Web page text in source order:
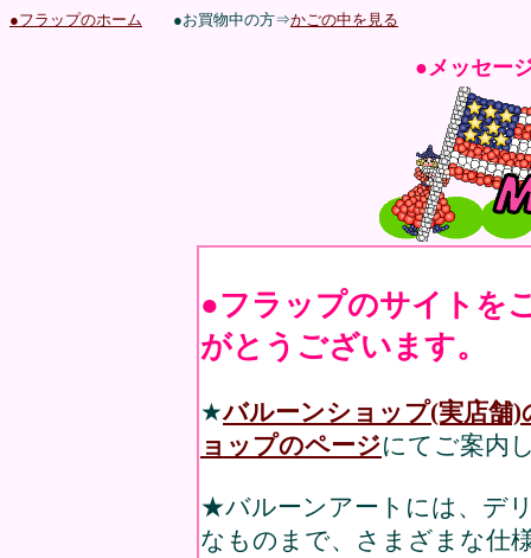
●フラップのホーム ●お買物中の方⇒かごの中を見る
●メッセー
●フラップのサイトを
がとうございます。
★バルーンショップ(実店舗
ョップのページにてご案内
★バルーンアートには、デ
なものまで、さまざまな仕